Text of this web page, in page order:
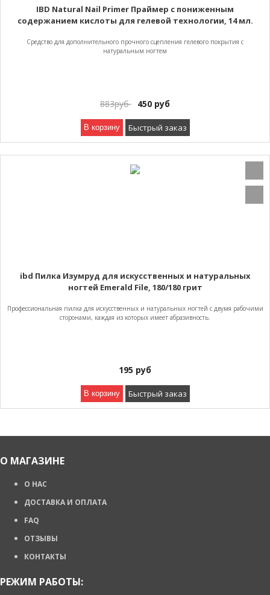
IBD Natural Nail Primer Праймер с пониженным
содержанием кислоты для гелевой технологии, 14 мл.
Средство для дополнительного прочного сцепления гелевого покрытия с
натуральным ногтем
883руб 450 руб
В корзину Быстрый заказ
ibd Пилка Изумруд для искусственных и натуральных
ногтей Emerald File, 180/180 грит
Профессиональная пилка для искусственных и натуральных ногтей с двумя рабочими
сторонами, каждая из которых имеет абразивность.
195 руб
В корзину Быстрый заказ
О МАГАЗИНЕ
О НАС
ДОСТАВКА И ОПЛАТА
FAQ
ОТЗЫВЫ
КОНТАКТЫ
РЕЖИМ РАБОТЫ: